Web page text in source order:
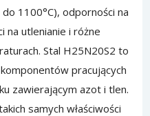
1100°C), odporności na
na utlenianie i różne
Stal H25N20S2 to
pracujących
zawierającym azot i tlen.
samych właściwości